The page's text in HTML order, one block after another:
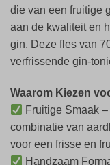
die van een fruitige
aan de kwaliteit en
gin. Deze fles van
verfrissende gin-
Waarom Kiezen
Fruitige Smaak
combinatie van
voor een frisse en
Handzaam